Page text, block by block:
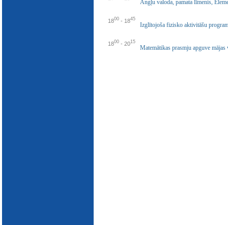
Angļu valoda, pamata līmenis,
1800 - 1845
Izglītojoša fizisko aktivitāšu
1800 - 2015
Matemātikas prasmju apguve